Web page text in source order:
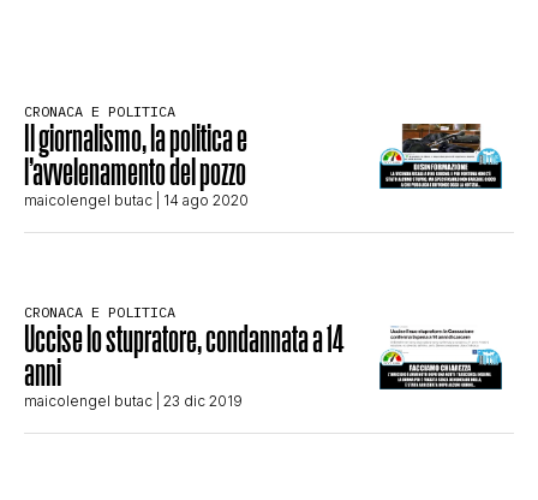
SCIENZA E TECNOLOGIA
SALUTE E MEDICINA
STORIA E CITAZIONI
INTRATTENIMENTO
CRONACA E POLITICA
Il giornalismo, la politica e
l’avvelenamento del pozzo
maicolengel butac | 14 ago 2020
CRONACA E POLITICA
Uccise lo stupratore, condannata a 14
anni
maicolengel butac | 23 dic 2019